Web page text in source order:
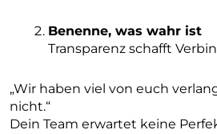
Benenne, was wahr ist
Transparenz schafft
„Wir haben viel von euch
nicht.“
Dein Team erwartet keine